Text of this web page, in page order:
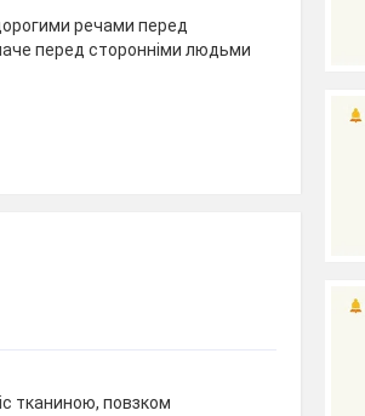
речами перед
перед сторонніми людьми
тканиною, повзком